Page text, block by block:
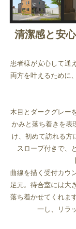
清潔感と安
患者様が安心して通
両方を叶えるために
木目とダークグレー
かみと落ち着きを表
け、初めて訪れる
スロープ付きで、
曲線を描く受付カウ
足元。待合室には大
落ち着かせてくれま
一し、リラ